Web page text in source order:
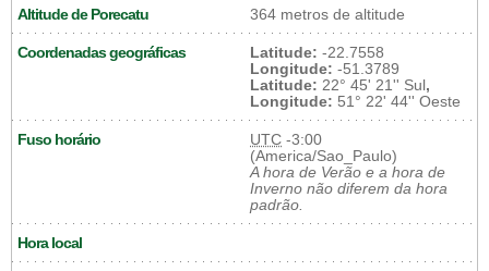
Altitude de Porecatu 364 metros de altitude
Coordenadas geográficas Latitude: -22.7558
Longitude: -51.3789
Latitude: 22° 45' 21'' Sul,
Longitude: 51° 22' 44'' Oeste
Fuso horário UTC -3:00
(America/Sao_Paulo)
A hora de Verão e a hora de
Inverno não diferem da hora
padrão.
Hora local